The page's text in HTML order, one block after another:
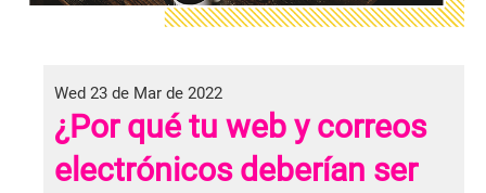
Wed 23 de Mar de 2022
¿Por qué tu web y correos
electrónicos deberían ser